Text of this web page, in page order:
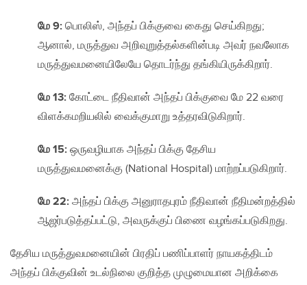
மே 9: பொலிஸ், அந்தப் பிக்குவை கைது செய்கிறது;
ஆனால், மருத்துவ அறிவுறுத்தல்களின்படி அவர் நவலோக
மருத்துவமனையிலேயே தொடர்ந்து தங்கியிருக்கிறார்.
மே 13: கோட்டை நீதிவான் அந்தப் பிக்குவை மே 22 வரை
விளக்கமறியலில் வைக்குமாறு உத்தரவிடுகிறார்.
மே 15: ஒருவழியாக அந்தப் பிக்கு தேசிய
மருத்துவமனைக்கு (National Hospital) மாற்றப்படுகிறார்.
மே 22: அந்தப் பிக்கு அனுராதபுரம் நீதிவான் நீதிமன்றத்தில்
ஆஜர்படுத்தப்பட்டு, அவருக்குப் பிணை வழங்கப்படுகிறது.
தேசிய மருத்துவமனையின் பிரதிப் பணிப்பாளர் நாயகத்திடம்
அந்தப் பிக்குவின் உடல்நிலை குறித்த முழுமையான அறிக்கை